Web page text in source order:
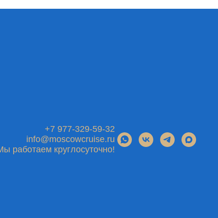
+7 977-329-59-32
info@moscowcruise.ru
работаем круглосуточно!